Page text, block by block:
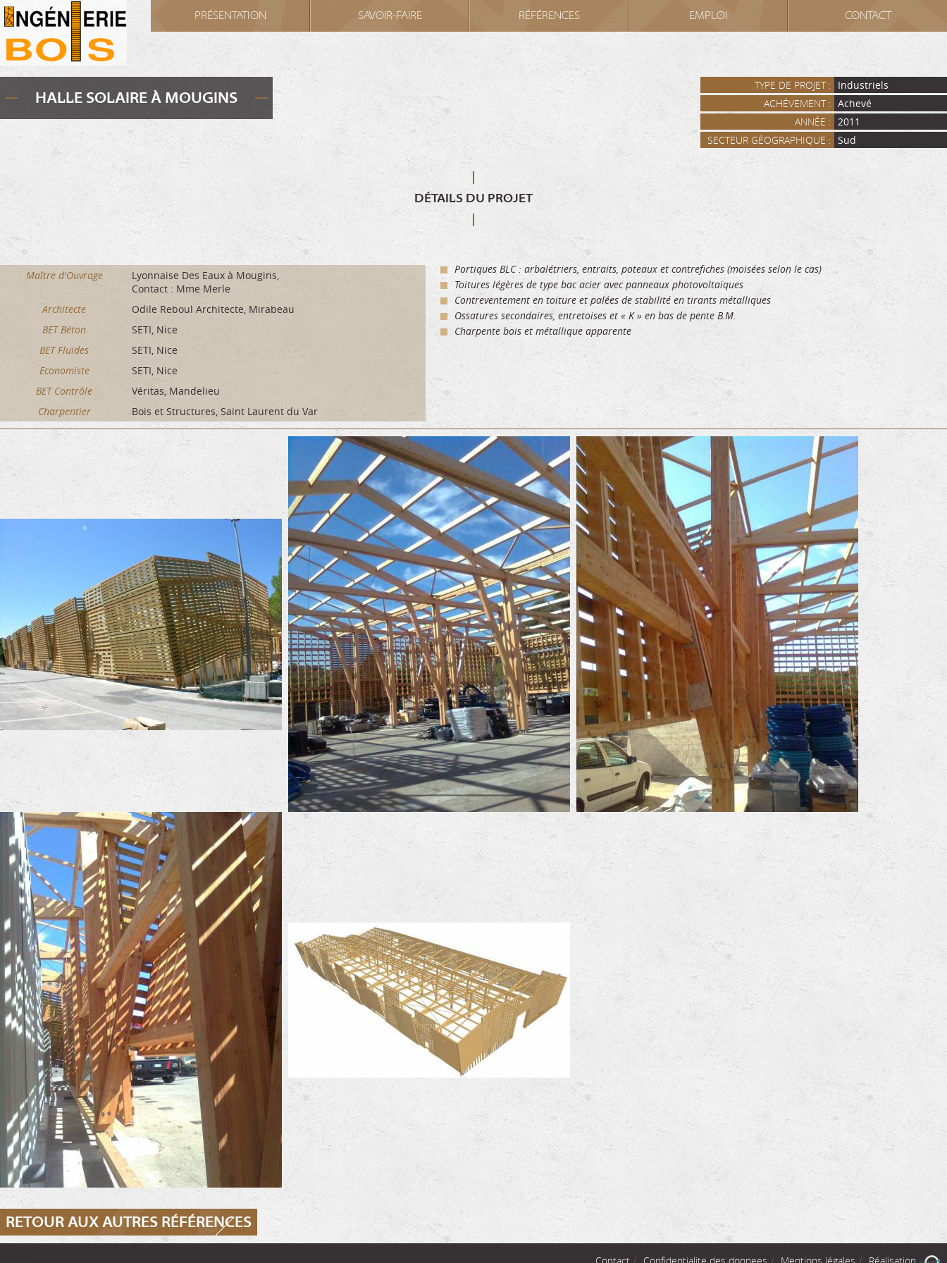
PRÉSENTATION SAVOIR-FAIRE RÉFÉRENCES EMPLOI CONTACT
HALLE SOLAIRE À MOUGINS
TYPE DE PROJET :
Industriels
ACHÉVEMENT : Achevé
ANNÉE : 2011
SECTEUR GÉOGRAPHIQUE : Sud
DÉTAILS DU PROJET
Portiques BLC : arbalétriers, entraits, poteaux et contrefiches (moisées selon le cas)
Toitures légères de type bac acier avec panneaux photovoltaïques
Contreventement en toiture et palées de stabilité en tirants métalliques
Ossatures secondaires, entretoises et « K » en bas de pente B.M.
Charpente bois et métallique apparente
Maître d'Ouvrage
Lyonnaise Des Eaux à Mougins,
Contact : Mme Merle
Architecte
Odile Reboul Architecte, Mirabeau
BET Béton
SETI, Nice
BET Fluides
SETI, Nice
Economiste
SETI, Nice
BET Contrôle
Véritas, Mandelieu
Charpentier
Bois et Structures, Saint Laurent du Var
RETOUR AUX AUTRES RÉFÉRENCES
Cookies management panel